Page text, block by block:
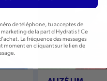
de téléphone, tu acceptes de
de la part d'Hydratis ! Ce
La fréquence des messages
moment en cliquant sur le lien de